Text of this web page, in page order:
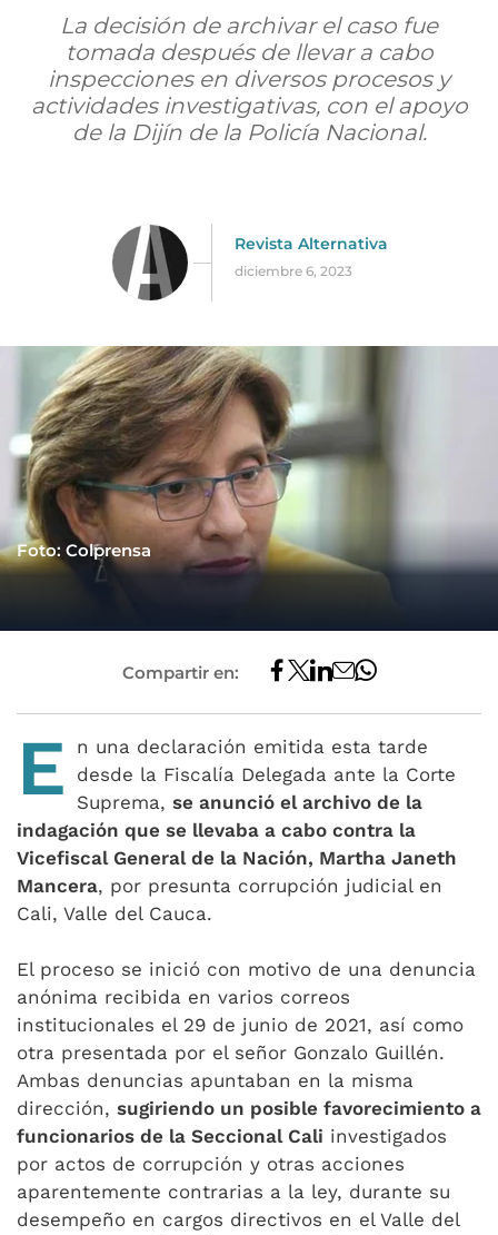
La decisión de archivar el caso fue
tomada después de llevar a cabo
inspecciones en diversos procesos y
actividades investigativas, con el apoyo
de la Dijín de la Policía Nacional.
Revista Alternativa
diciembre 6, 2023
Foto: Colprensa
Compartir en:
E
n una declaración emitida esta tarde
desde la Fiscalía Delegada ante la Corte
Suprema, se anunció el archivo de la
indagación que se llevaba a cabo contra la
Vicefiscal General de la Nación, Martha Janeth
Mancera, por presunta corrupción judicial en
Cali, Valle del Cauca.
El proceso se inició con motivo de una denuncia
anónima recibida en varios correos
institucionales el 29 de junio de 2021, así como
otra presentada por el señor Gonzalo Guillén.
Ambas denuncias apuntaban en la misma
dirección, sugiriendo un posible favorecimiento a
funcionarios de la Seccional Cali investigados
por actos de corrupción y otras acciones
aparentemente contrarias a la ley, durante su
desempeño en cargos directivos en el Valle del